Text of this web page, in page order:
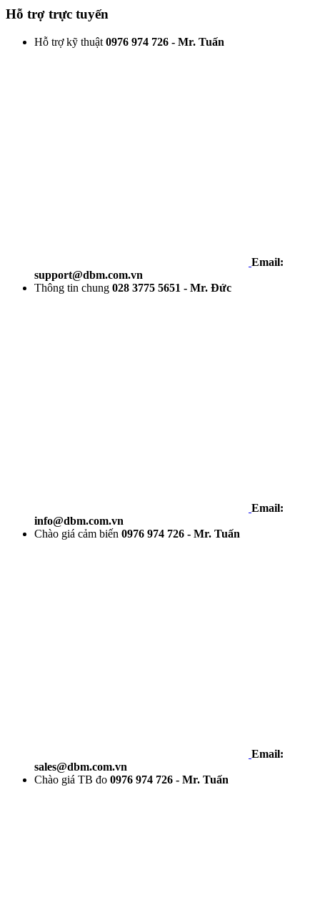
Hỗ trợ trực tuyến
Hỗ trợ kỹ thuật 0976 974 726 - Mr. Tuấn
Email:
support@dbm.com.vn
Thông tin chung 028 3775 5651 - Mr. Đức
Email:
info@dbm.com.vn
Chào giá cảm biến 0976 974 726 - Mr. Tuấn
Email:
sales@dbm.com.vn
Chào giá TB đo 0976 974 726 - Mr. Tuấn